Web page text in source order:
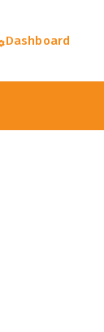
Dashboard